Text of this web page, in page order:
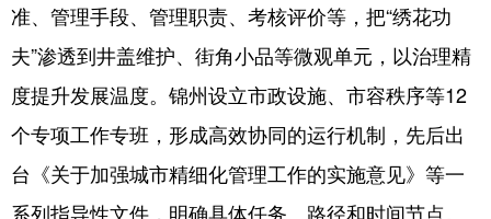
山东 河南 湖北 湖南
四川 贵州 云南 西藏
陕西 甘肃 青海 宁夏
准、管理手段、管理职责、考核评价等，把“绣花功
夫”渗透到井盖维护、街角小品等微观单元，以治理精
度提升发展温度。锦州设立市政设施、市容秩序等12
个专项工作专班，形成高效协同的运行机制，先后出
台《关于加强城市精细化管理工作的实施意见》等一
系列指导性文件，明确具体任务、路径和时间节点。